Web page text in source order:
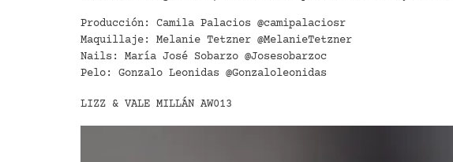
Producción: Camila Palacios @camipalaciosr
Maquillaje: Melanie Tetzner @MelanieTetzner
Nails: María José Sobarzo @Josesobarzoc
Pelo: Gonzalo Leonidas @Gonzaloleonidas
LIZZ & VALE MILLÁN AW013